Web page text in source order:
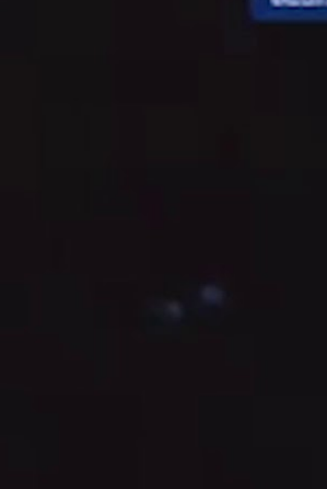
батьків, ніякої підтримки”.
допомоги, яка прибула на місце події.